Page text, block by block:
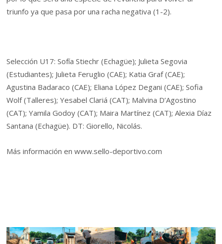
triunfo ya que pasa por una racha negativa (1-2).
Selección U17: Sofía Stiechr (Echagüe); Julieta Segovia
(Estudiantes); Julieta Feruglio (CAE); Katia Graf (CAE);
Agustina Badaraco (CAE); Eliana López Degani (CAE); Sofia
Wolf (Talleres); Yesabel Clariá (CAT); Malvina D’Agostino
(CAT); Yamila Godoy (CAT); Maira Martínez (CAT); Alexia Díaz
Santana (Echagüe). DT: Giorello, Nicolás.
Más información en www.sello-deportivo.com